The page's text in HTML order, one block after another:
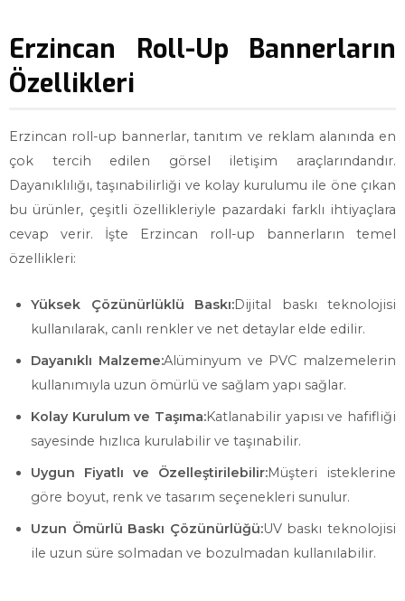
Erzincan Roll-Up Bannerların
Özellikleri
Erzincan roll-up bannerlar, tanıtım ve reklam alanında en
çok tercih edilen görsel iletişim araçlarındandır.
Dayanıklılığı, taşınabilirliği ve kolay kurulumu ile öne çıkan
bu ürünler, çeşitli özellikleriyle pazardaki farklı ihtiyaçlara
cevap verir. İşte Erzincan roll-up bannerların temel
özellikleri:
Yüksek Çözünürlüklü Baskı:Dijital baskı teknolojisi
kullanılarak, canlı renkler ve net detaylar elde edilir.
Dayanıklı Malzeme:Alüminyum ve PVC malzemelerin
kullanımıyla uzun ömürlü ve sağlam yapı sağlar.
Kolay Kurulum ve Taşıma:Katlanabilir yapısı ve hafifliği
sayesinde hızlıca kurulabilir ve taşınabilir.
Uygun Fiyatlı ve Özelleştirilebilir:Müşteri isteklerine
göre boyut, renk ve tasarım seçenekleri sunulur.
Uzun Ömürlü Baskı Çözünürlüğü:UV baskı teknolojisi
ile uzun süre solmadan ve bozulmadan kullanılabilir.